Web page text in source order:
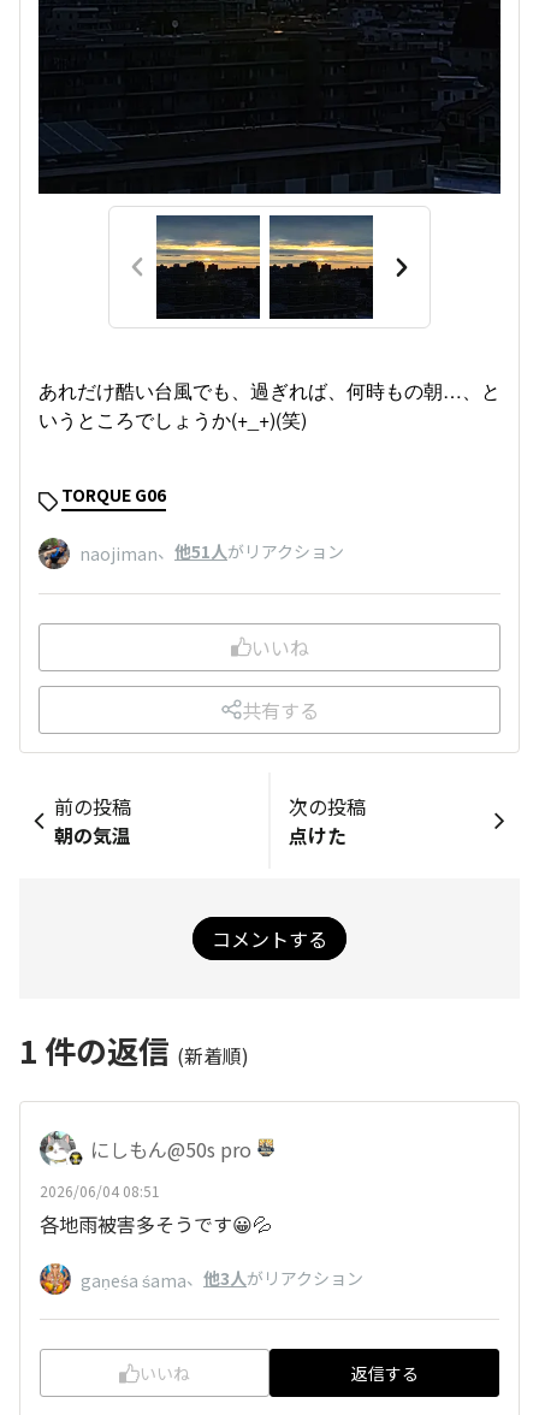
あれだけ酷い台風でも、過ぎれば、何時もの朝…、と
いうところでしょうか(⁠+⁠_⁠+⁠)(笑)
TORQUE G06
naojiman、 他51人がリアクション
いいね
共有する
前の投稿
朝の気温
次の投稿
点けた
コメントする
1 件の返信 (新着順)
にしもん@50s pro
2026/06/04 08:51
各地雨被害多そうです😀💦
gaṇeśa śama、 他3人がリアクション
いいね 返信する